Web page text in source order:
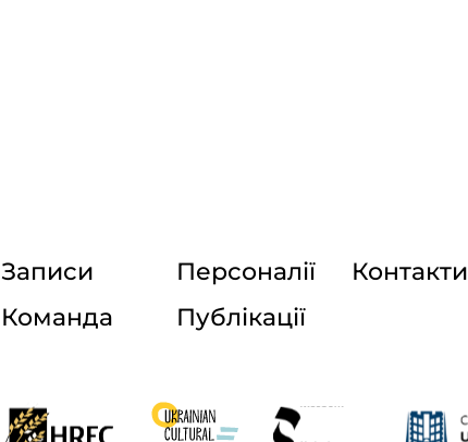
Записи
Команда
Персоналії
Публікації
Контакти